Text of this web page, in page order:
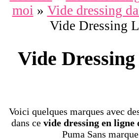
moi » Vide dressing
Vide Dressing
Vide
Voici quelques marques avec
dans ce vide dressing en ligne
Puma Sans